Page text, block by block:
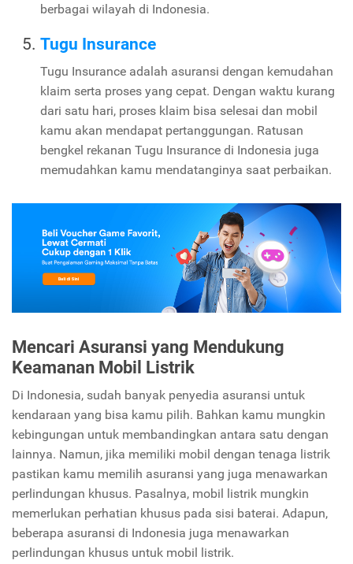
berbagai wilayah di Indonesia.
Tugu Insurance
Tugu Insurance adalah asuransi dengan kemudahan
klaim serta proses yang cepat. Dengan waktu kurang
dari satu hari, proses klaim bisa selesai dan mobil
kamu akan mendapat pertanggungan. Ratusan
bengkel rekanan Tugu Insurance di Indonesia juga
memudahkan kamu mendatanginya saat perbaikan.
Mencari Asuransi yang Mendukung
Keamanan Mobil Listrik
Di Indonesia, sudah banyak penyedia asuransi untuk
kendaraan yang bisa kamu pilih. Bahkan kamu mungkin
kebingungan untuk membandingkan antara satu dengan
lainnya. Namun, jika memiliki mobil dengan tenaga listrik
pastikan kamu memilih asuransi yang juga menawarkan
perlindungan khusus. Pasalnya, mobil listrik mungkin
memerlukan perhatian khusus pada sisi baterai. Adapun,
beberapa asuransi di Indonesia juga menawarkan
perlindungan khusus untuk mobil listrik.